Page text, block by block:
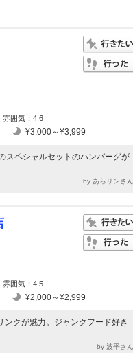
雰囲気：4.6
¥3,000～¥3,999
スペシャルセットのハンバーグが
by あらリンさん
雰囲気：4.5
¥2,000～¥2,999
クが魅力。ジャンクフード好き
by 波平さん